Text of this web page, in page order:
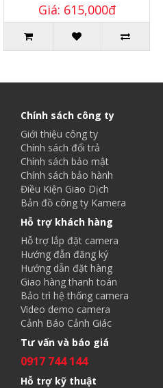
Giá: 615,000đ
Chính sách công ty
Giới thiệu công ty
Chính sách đổi trả
Chính sách bảo mật
Chính sách bảo hành
Điều Kiện Giao Dịch
Bản đồ công ty Kamera
Hỗ trợ khách hàng
Hỗ trợ lắp đặt camera
Hướng đẫn đăng ký
Hướng dẫn đặt hàng
Giao hàng thanh toán
Bảo trì hệ thống camera
Video demo camera
Cảnh Báo Cảnh Giác
Tư vấn và báo giá
0917 744 144
Hỗ trợ kỹ thuật